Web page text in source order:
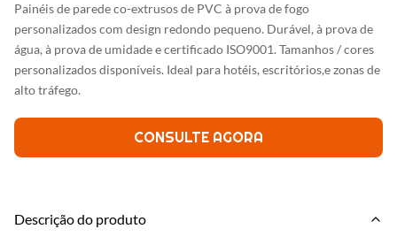
Painéis de parede co-extrusos de PVC à prova de fogo
personalizados com design redondo pequeno. Durável, à prova de
água, à prova de umidade e certificado ISO9001. Tamanhos / cores
personalizados disponíveis. Ideal para hotéis, escritórios,e zonas de
alto tráfego.
CONSULTE AGORA
Descrição do produto